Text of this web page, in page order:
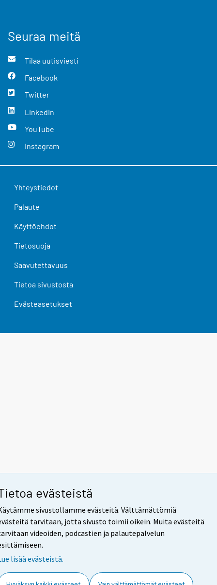
evästeistä
sivustollamme evästeitä. Välttämättömiä
tarvitaan, jotta sivusto toimii oikein. Muita evästeitä
videoiden, podcastien ja palautepalvelun
lisää evästeistä.
Seuraa meitä
Tilaa uutisviesti
Facebook
Twitter
LinkedIn
YouTube
Instagram
Yhteystiedot
Palaute
Käyttöehdot
Tietosuoja
Saavutettavuus
Tietoa sivustosta
Evästeasetukset